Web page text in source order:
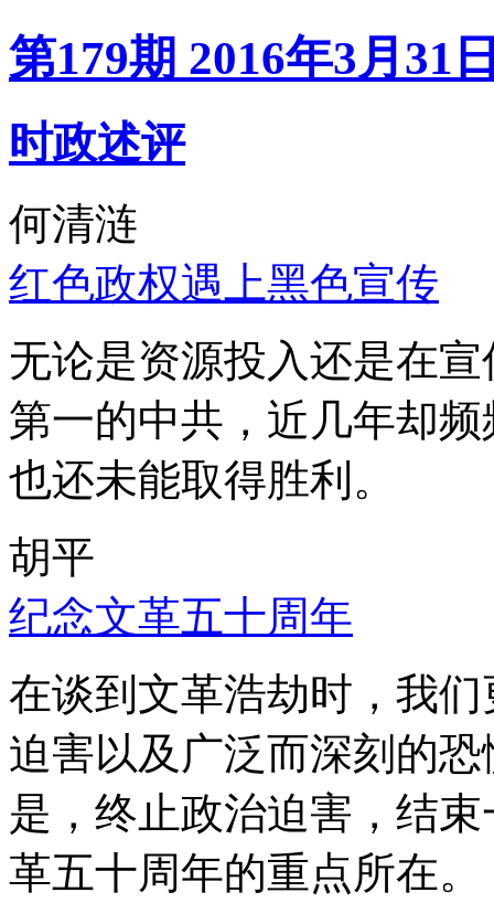
第179期 2016年3月31
时政述评
何清涟
红色政权遇上黑色宣传
无论是资源投入还是在
第一的中共，近几年却
也还未能取得胜利。
胡平
纪念文革五十周年
在谈到文革浩劫时，我
迫害以及广泛而深刻的
是，终止政治迫害，结
革五十周年的重点所在。